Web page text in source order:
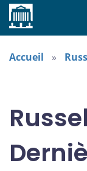
Accueil